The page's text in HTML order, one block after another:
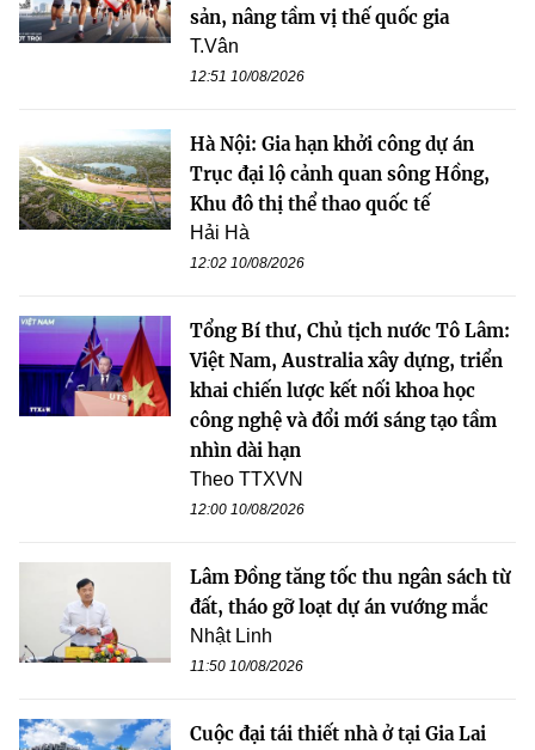
sản, nâng tầm vị thế quốc gia
T.Vân
12:51 10/08/2026
Hà Nội: Gia hạn khởi công dự án
Trục đại lộ cảnh quan sông Hồng,
Khu đô thị thể thao quốc tế
Hải Hà
12:02 10/08/2026
Tổng Bí thư, Chủ tịch nước Tô Lâm:
Việt Nam, Australia xây dựng, triển
khai chiến lược kết nối khoa học
công nghệ và đổi mới sáng tạo tầm
nhìn dài hạn
Theo TTXVN
12:00 10/08/2026
Lâm Đồng tăng tốc thu ngân sách từ
đất, tháo gỡ loạt dự án vướng mắc
Nhật Linh
11:50 10/08/2026
Cuộc đại tái thiết nhà ở tại Gia Lai